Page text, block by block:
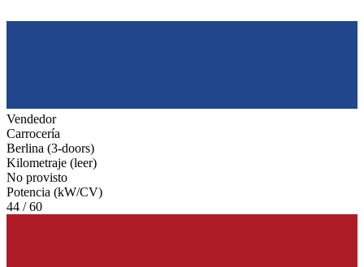
Vendedor
Carrocería
Berlina (3-doors)
Kilometraje (leer)
No provisto
Potencia (kW/CV)
44 / 60